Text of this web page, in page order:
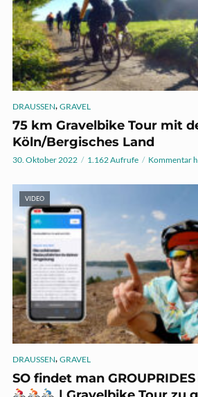
DRAUSSEN, GRAVEL
75 km Gravelbike Tour mit
Köln/Bergisches Land
30. Oktober 2022 1.162 Aufrufe Kommentar
VIDEO
DRAUSSEN, GRAVEL
SO findet man